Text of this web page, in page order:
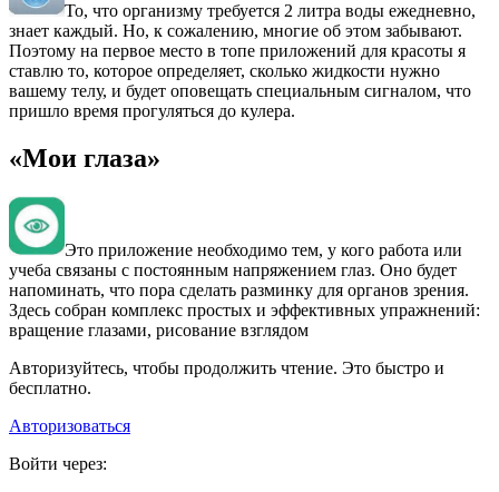
То, что организму требуется 2 литра воды ежедневно,
знает каждый. Но, к сожалению, многие об этом забывают.
Поэтому на первое место в топе приложений для красоты я
ставлю то, которое определяет, сколько жидкости нужно
вашему телу, и будет оповещать специальным сигналом, что
пришло время прогуляться до кулера.
«Мои глаза»
Это приложение необходимо тем, у кого работа или
учеба связаны с постоянным напряжением глаз. Оно будет
напоминать, что пора сделать разминку для органов зрения.
Здесь собран комплекс простых и эффективных упражнений:
вращение глазами, рисование взглядом
Авторизуйтесь, чтобы продолжить чтение. Это быстро и
бесплатно.
Авторизоваться
Войти через: